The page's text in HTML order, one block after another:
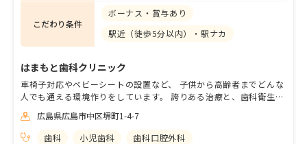
こだわり条件
ボーナス・賞与あり
駅近（徒歩5分以内）・駅ナカ
はまもと歯科クリニック
車椅子対応やベビーシートの設置など、 子供から高齢者までどんな
人でも通える環境作りをしています。 誇りある治療と、歯科衛生士
し、 自分自身の人生も豊かにすることを目標としています。
広島県広島市中区堺町1-4-7
歯科
小児歯科 歯科口腔外科